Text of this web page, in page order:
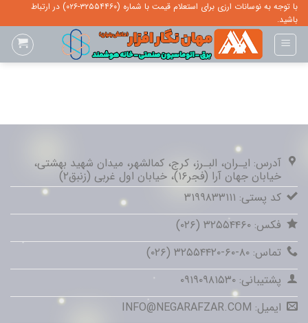
Skip
to
content
با توجه به نوسانات ارزی برای استعلام قیمت با شماره (۳۲۵۵۴۴۶۰-۰۲۶) در ارتباط
باشید.
آدرس: ایـران، البـرز، کرج، کمالشهر، میدان شهید بهشتی،
خیابان جهان آرا (فجر۱۶)، خیابان اول غربی (زنبق۲)
کد پستی: ۳۱۹۹۸۳۳۱۱۱
فکس: ۳۲۵۵۴۴۶۰ (۰۲۶)
تماس: ۸۰-۶۰-۳۲۵۵۴۴۲۰ (۰۲۶)
پشتیبانی: ۰۹۱۹۰۹۸۱۵۳۰
ایمیل: INFO@NEGARAFZAR.COM